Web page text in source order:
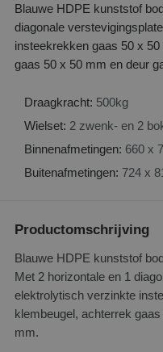
Blauwe HDPE kunststof
diagonale
insteekrekken gaas 50 x
gaas 50 x 50 mm en deur
Draagkracht: 500kg
Wielset: 2 zwenk- en 2
Binnenafmetingen: 660 x
Buitenafmetingen: 724 x
Productomschrijving
Blauwe HDPE kunststof
Met 2 horizontale en 1
elektrolytisch verzinkte
klembeugel, achterrek
mm.